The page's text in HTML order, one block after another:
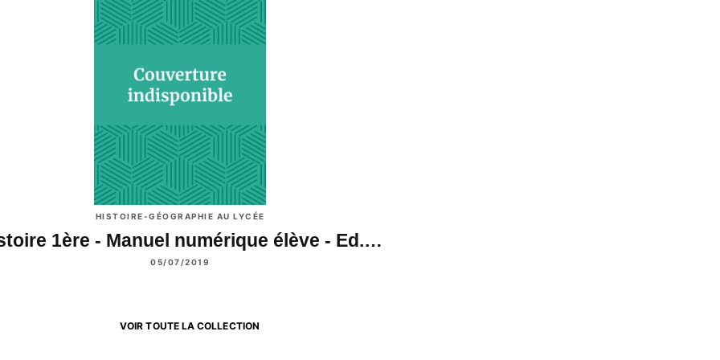
HISTOIRE-GÉOGRAPHIE AU LYCÉE
1ère - Manuel numérique élève - Ed.…
05/07/2019
VOIR TOUTE LA COLLECTION